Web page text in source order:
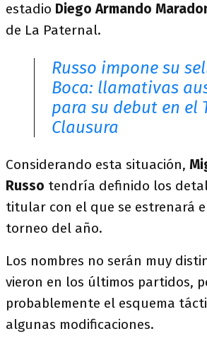
estadio Diego Armando
de La Paternal.
Russo impone su
Boca: llamativas
para su debut en el
Clausura
Considerando esta situación,
Russo tendría definido los
titular con el que se estrenará
torneo del año.
Los nombres no serán muy
vieron en los últimos partidos,
probablemente el esquema
algunas modificaciones.